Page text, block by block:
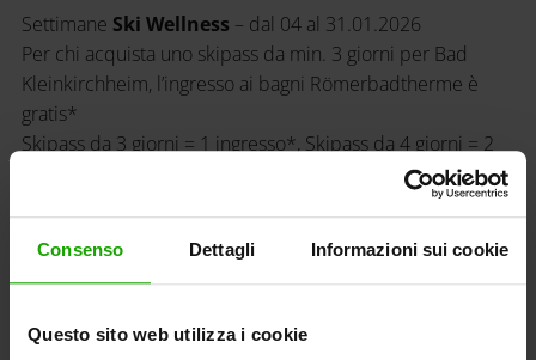
Consenso Dettagli Informazioni sui cookie
Questo sito web utilizza i cookie
Settimane Ski Wellness – dal 04 al 31.01.2026
Per chi acquista uno skipass da min. 3 giorni per Bad
Kleinkirchheim, l’ingresso ai bagni Römerbadtherme è
gratis*
Skipass da 3 giorni = 1 ingresso*, Skipass da 4 giorni = 2
SettimaneSki Thermen- dal 07.03 al 06.04.2026
Sconto 30% per skipass da min. 3 giorni, incluso un